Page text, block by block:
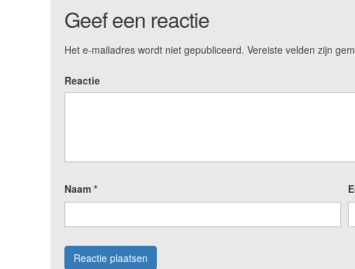
Geef een reactie
Het e-mailadres wordt niet gepubliceerd. Vereiste velden zijn
Reactie
Naam *